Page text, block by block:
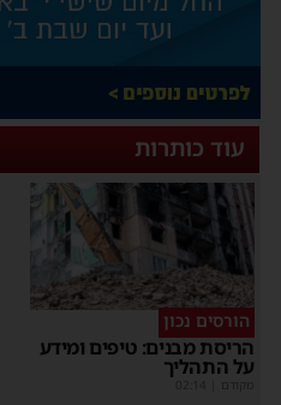
עוד כותרות
הורסים נכון
הריסת מבנים: טיפים ומידע
על התהליך
מקודם